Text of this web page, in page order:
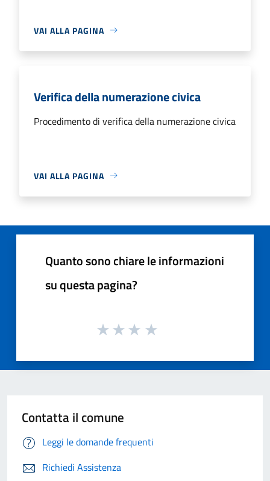
VAI ALLA PAGINA
Verifica della numerazione civica
Procedimento di verifica della numerazione civica
VAI ALLA PAGINA
Quanto sono chiare le informazioni
su questa pagina?
Contatta il comune
Leggi le domande frequenti
Richiedi Assistenza